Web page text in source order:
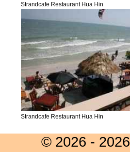
Strandcafe Restaurant Hua Hin
Strandcafe Restaurant Hua Hin
© 2026 -